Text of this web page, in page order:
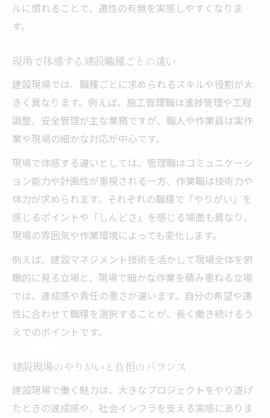
ルに慣れることで、適性の有無を実感しやすくなりま
す。
現場で体感する建設職種ごとの違い
建設現場では、職種ごとに求められるスキルや役割が大
きく異なります。例えば、施工管理職は進捗管理や工程
調整、安全管理が主な業務ですが、職人や作業員は実作
業や現場の細かな対応が中心です。
現場で体感する違いとしては、管理職はコミュニケーシ
ョン能力や計画性が重視される一方、作業職は技術力や
体力が求められます。それぞれの職種で「やりがい」を
感じるポイントや「しんどさ」を感じる場面も異なり、
現場の雰囲気や作業環境によっても変化します。
例えば、建設マネジメント技術を活かして現場全体を俯
瞰的に見る立場と、現場で細かな作業を積み重ねる立場
では、達成感や責任の重さが違います。自分の希望や適
性に合わせて職種を選択することが、長く働き続けるう
えでのポイントです。
建設現場のやりがいと負担のバランス
建設現場で働く魅力は、大きなプロジェクトをやり遂げ
たときの達成感や、社会インフラを支える実感にありま